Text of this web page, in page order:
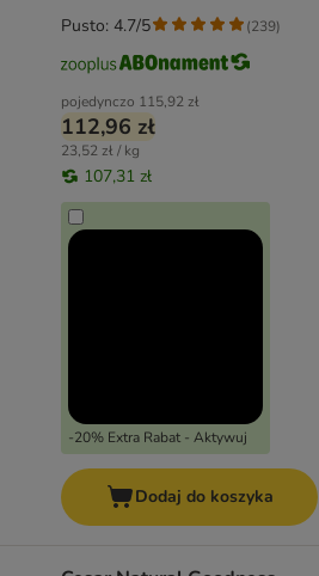
pojedynczo 115,92 zł
112,96 zł
23,52 zł / kg
107,31 zł
-20% Extra Rabat - Aktywuj
Pusto: 4.7/5 (239)
Dodaj do koszyka